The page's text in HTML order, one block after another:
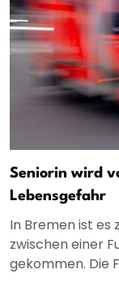
Seniorin wird
Lebensgefahr
In Bremen ist es
zwischen einer
gekommen. Die